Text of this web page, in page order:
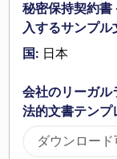
秘密保持契約書
入するサンプル
国: 日本
会社のリーガル
法的文書テンプ
ダウンロー